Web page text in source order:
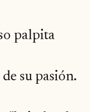
palpita
su pasión.